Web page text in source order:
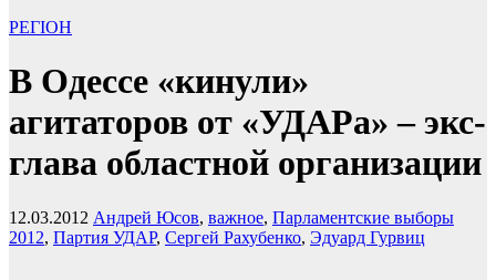
РЕГІОН
В Одессе «кинули»
агитаторов от «УДАРа» – экс-
глава областной организации
12.03.2012 Андрей Юсов, важное, Парламентские выборы
2012, Партия УДАР, Сергей Рахубенко, Эдуард Гурвиц